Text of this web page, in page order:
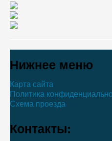
Нижнее меню
Карта сайта
Политика
Схема проезда
Контакты: